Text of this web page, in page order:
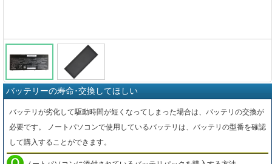
バッテリーの寿命･交換してほしい
バッテリが劣化して駆動時間が短くなってしまった場合は、バッテリの交換が
必要です。 ノートパソコンで使用しているバッテリは、バッテリの型番を確認
して購入することができます。